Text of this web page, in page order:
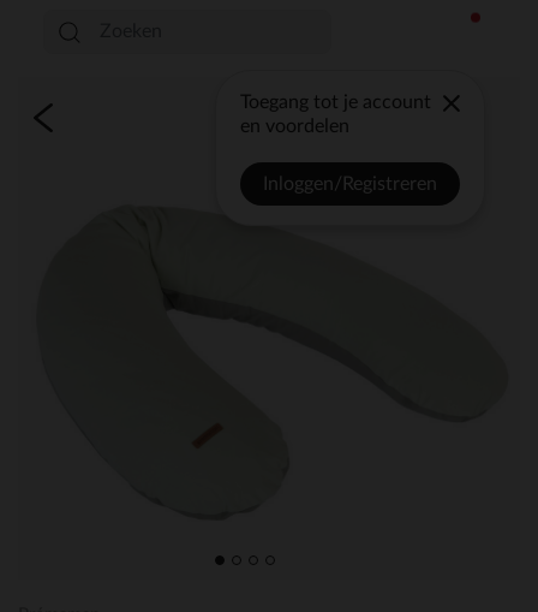
Toegang tot je account
en voordelen
Inloggen/Registreren